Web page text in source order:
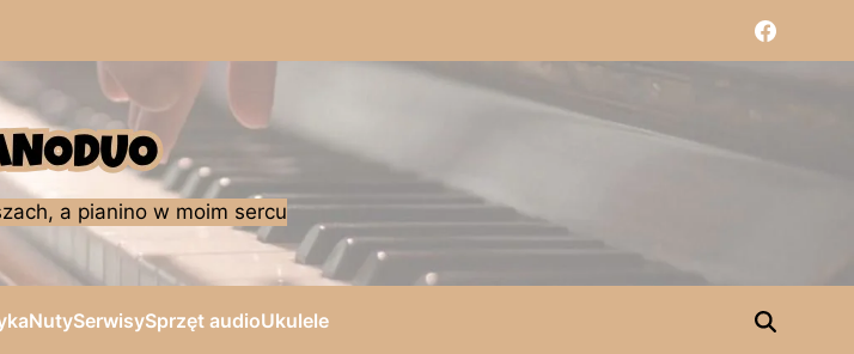
a pianino w moim sercu
NutySerwisySprzęt audioUkulele